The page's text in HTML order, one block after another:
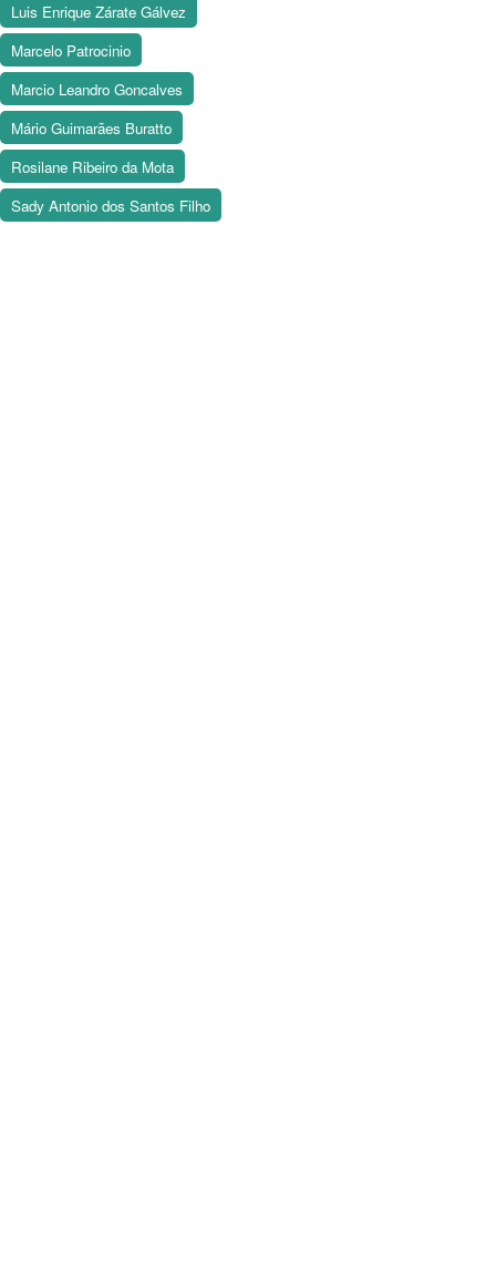
Luis Enrique Zárate Gálvez
Marcelo Patrocinio
Marcio Leandro Goncalves
Mário Guimarães Buratto
Rosilane Ribeiro da Mota
Sady Antonio dos Santos Filho